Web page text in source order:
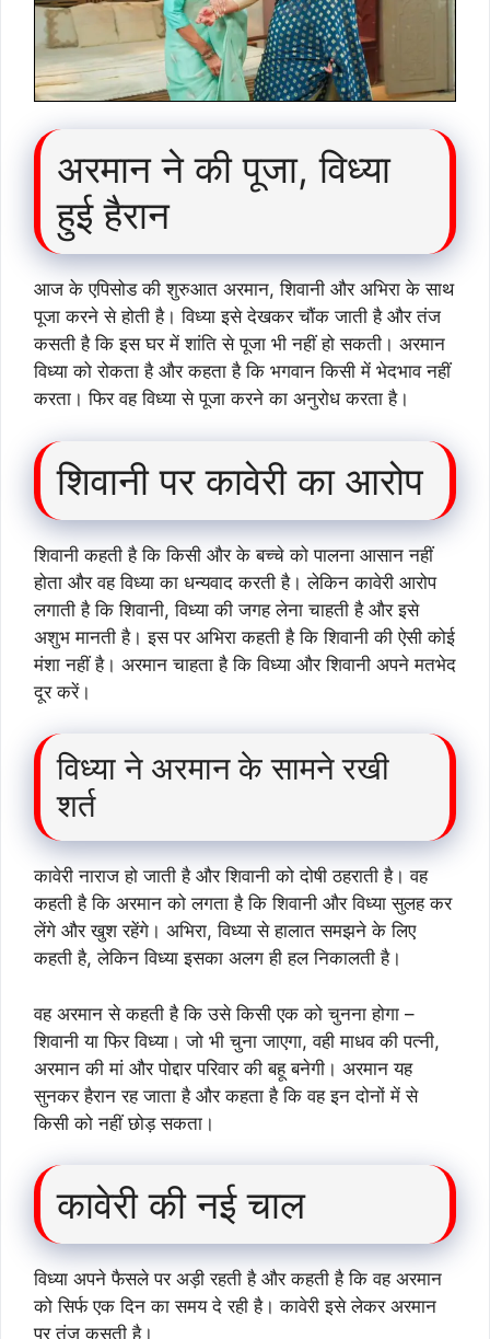
अरमान ने की पूजा, विध्या
हुई हैरान
आज के एपिसोड की शुरुआत अरमान, शिवानी और अभिरा के साथ
पूजा करने से होती है। विध्या इसे देखकर चौंक जाती है और तंज
कसती है कि इस घर में शांति से पूजा भी नहीं हो सकती। अरमान
विध्या को रोकता है और कहता है कि भगवान किसी में भेदभाव नहीं
करता। फिर वह विध्या से पूजा करने का अनुरोध करता है।
शिवानी पर कावेरी का आरोप
शिवानी कहती है कि किसी और के बच्चे को पालना आसान नहीं
होता और वह विध्या का धन्यवाद करती है। लेकिन कावेरी आरोप
लगाती है कि शिवानी, विध्या की जगह लेना चाहती है और इसे
अशुभ मानती है। इस पर अभिरा कहती है कि शिवानी की ऐसी कोई
मंशा नहीं है। अरमान चाहता है कि विध्या और शिवानी अपने मतभेद
दूर करें।
विध्या ने अरमान के सामने रखी
शर्त
कावेरी नाराज हो जाती है और शिवानी को दोषी ठहराती है। वह
कहती है कि अरमान को लगता है कि शिवानी और विध्या सुलह कर
लेंगे और खुश रहेंगे। अभिरा, विध्या से हालात समझने के लिए
कहती है, लेकिन विध्या इसका अलग ही हल निकालती है।
वह अरमान से कहती है कि उसे किसी एक को चुनना होगा –
शिवानी या फिर विध्या। जो भी चुना जाएगा, वही माधव की पत्नी,
अरमान की मां और पोद्दार परिवार की बहू बनेगी। अरमान यह
सुनकर हैरान रह जाता है और कहता है कि वह इन दोनों में से
किसी को नहीं छोड़ सकता।
कावेरी की नई चाल
विध्या अपने फैसले पर अड़ी रहती है और कहती है कि वह अरमान
को सिर्फ एक दिन का समय दे रही है। कावेरी इसे लेकर अरमान
पर तंज कसती है।